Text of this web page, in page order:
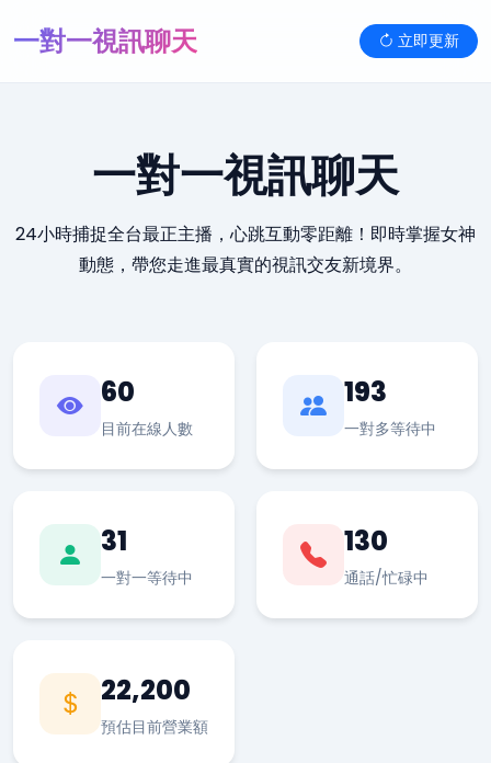
一對一視訊聊天 立即更新
一對一視訊聊天
24小時捕捉全台最正主播，心跳互動零距離！即時掌握女神
動態，帶您走進最真實的視訊交友新境界。
60
目前在線人數
193
一對多等待中
31
一對一等待中
130
通話/忙碌中
22,200
預估目前營業額